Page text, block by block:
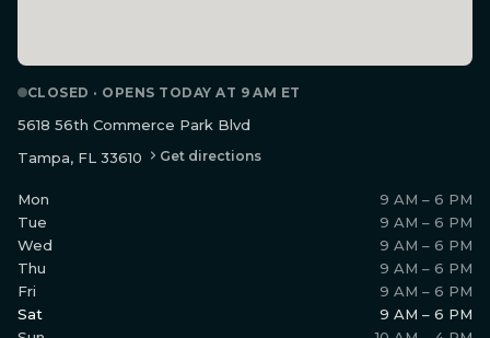
CLOSED · OPENS TODAY AT 9 AM ET
5618 56th Commerce Park Blvd
Tampa, FL 33610
Get directions
Mon
9 AM – 6 PM
Tue
9 AM – 6 PM
Wed
9 AM – 6 PM
Thu
9 AM – 6 PM
Fri
9 AM – 6 PM
Sat
9 AM – 6 PM